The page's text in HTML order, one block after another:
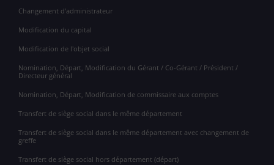
Changement d'administrateur
Modification du capital
Modification de l'objet social
Nomination, Départ, Modification du Gérant / Co-Gérant / Président /
Directeur général
Nomination, Départ, Modification de commissaire aux comptes
Transfert de siège social dans le même département
Transfert de siège social dans le même département avec changement de
greffe
Transfert de siège social hors département (départ)